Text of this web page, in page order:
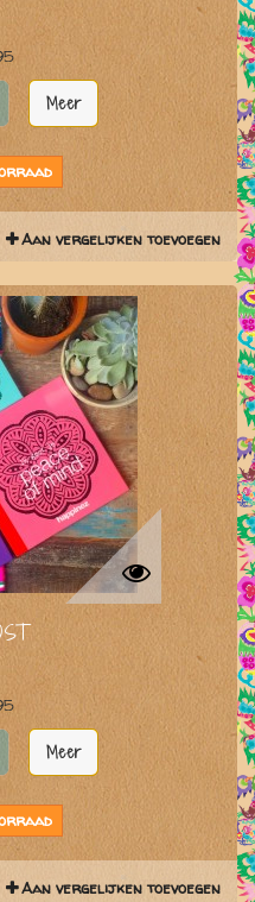
Meer
Aan vergelijken toevoegen
Meer
Aan vergelijken toevoegen